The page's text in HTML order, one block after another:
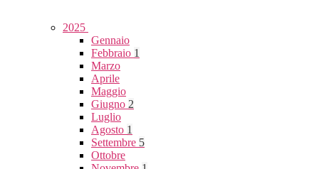
2025
Gennaio
Febbraio 1
Marzo
Aprile
Maggio
Giugno 2
Luglio
Agosto 1
Settembre 5
Ottobre